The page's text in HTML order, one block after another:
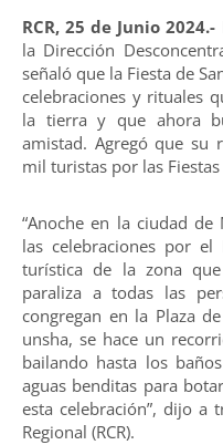
RCR, 25 de Junio 2024.-
la Dirección
señaló que la Fiesta de
celebraciones y rituales
la tierra y que ahora
amistad. Agregó que su
mil turistas por las Fiestas
“Anoche en la ciudad
las celebraciones por
turística de la zona
paraliza a todas las
congregan en la Plaza
unsha, se hace un
bailando hasta los
aguas benditas para
esta celebración”, dijo a
Regional (RCR).